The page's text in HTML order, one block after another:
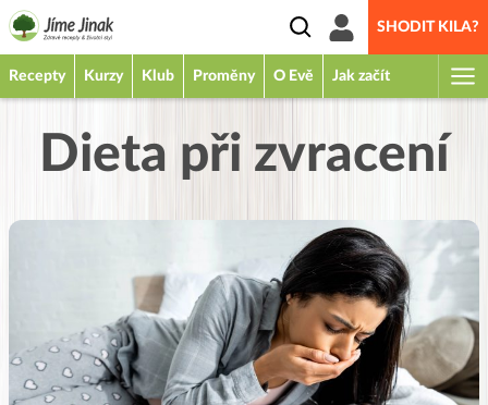
SHODIT KILA?
Recepty Kurzy Klub Proměny O Evě Jak začít
Dieta při zvracení